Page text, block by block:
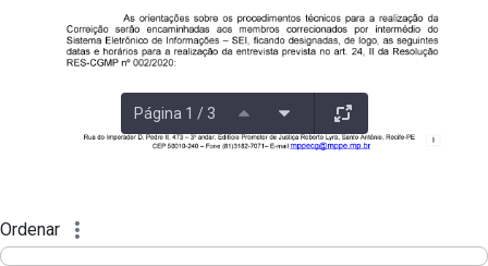
Página 1 / 3
Ordenar